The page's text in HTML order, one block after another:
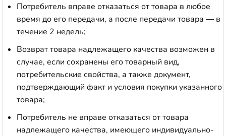
Потребитель вправе отказаться от товара в любое
время до его передачи, а после передачи товара — в
течение 2 недель;
Возврат товара надлежащего качества возможен в
случае, если сохранены его товарный вид,
потребительские свойства, а также документ,
подтверждающий факт и условия покупки указанного
товара;
Потребитель не вправе отказаться от товара
надлежащего качества, имеющего индивидуально-